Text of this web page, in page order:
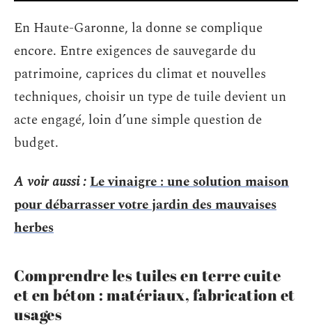
En Haute-Garonne, la donne se complique
encore. Entre exigences de sauvegarde du
patrimoine, caprices du climat et nouvelles
techniques, choisir un type de tuile devient un
acte engagé, loin d’une simple question de
budget.
A voir aussi :Le vinaigre : une solution maison
pour débarrasser votre jardin des mauvaises
herbes
Comprendre les tuiles en terre cuite
et en béton : matériaux, fabrication et
usages